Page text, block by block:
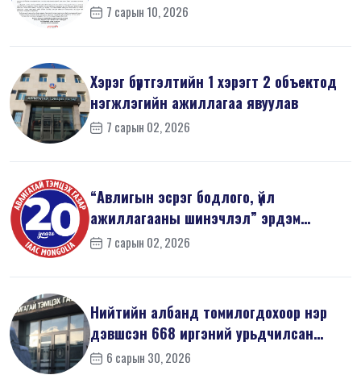
7 сарын 10, 2026
Хэрэг бүртгэлтийн 1 хэрэгт 2 объектод
нэгжлэгийн ажиллагаа явуулав
7 сарын 02, 2026
“Авлигын эсрэг бодлого, үйл
ажиллагааны шинэчлэл” эрдэм
шинжилгээний б...
7 сарын 02, 2026
Нийтийн албанд томилогдохоор нэр
дэвшсэн 668 иргэний урьдчилсан
мэдүүл...
6 сарын 30, 2026